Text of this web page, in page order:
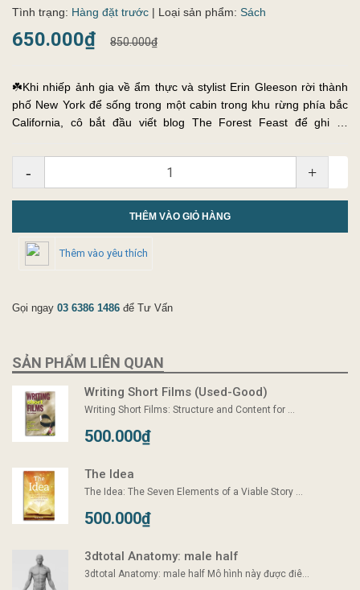
Tình trạng: Hàng đặt trước | Loại sản phẩm: Sách
650.000₫ 850.000₫
☘️Khi nhiếp ảnh gia về ẩm thực và stylist Erin Gleeson rời thành
phố New York để sống trong một cabin trong khu rừng phía bắc
California, cô bắt đầu viết blog The Forest Feast để ghi lại
- +
THÊM VÀO GIỎ HÀNG
Thêm vào yêu thích
Gọi ngay 03 6386 1486 để Tư Vấn
SẢN PHẨM LIÊN QUAN
Writing Short Films (Used-Good)
Writing Short Films: Structure and Content for ...
500.000₫
The Idea
The Idea: The Seven Elements of a Viable Story ...
500.000₫
3dtotal Anatomy: male half
3dtotal Anatomy: male half Mô hình này được điê...